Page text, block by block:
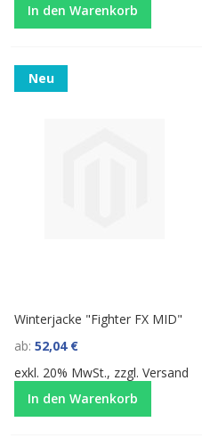
In den Warenkorb
Neu
Winterjacke "Fighter FX MID"
ab 52,04 €
exkl. 20% MwSt., zzgl.Versand
In den Warenkorb